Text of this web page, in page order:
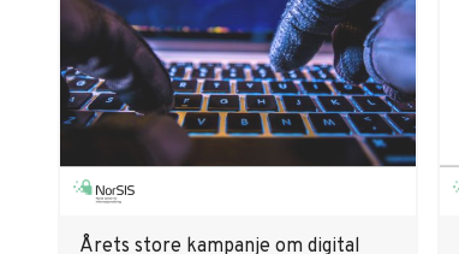
Årets store kampanje om digital